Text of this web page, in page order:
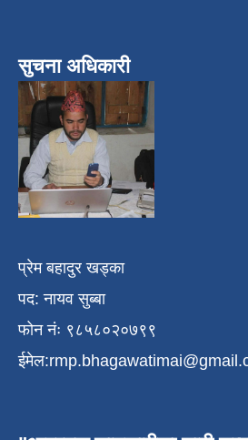
सुचना अधिकारी
प्रेम बहादुर खड्का
पद: नायव सुब्बा
फोन नंः ९८५८०२०७९९
ईमेल: